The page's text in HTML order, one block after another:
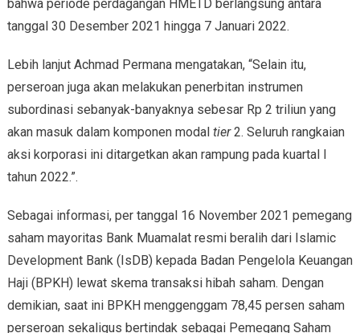
bahwa periode perdagangan HMETD berlangsung antara
tanggal 30 Desember 2021 hingga 7 Januari 2022.
Lebih lanjut Achmad Permana mengatakan, “Selain itu,
perseroan juga akan melakukan penerbitan instrumen
subordinasi sebanyak-banyaknya sebesar Rp 2 triliun yang
akan masuk dalam komponen modaltier2. Seluruh rangkaian
aksi korporasi ini ditargetkan akan rampung pada kuartal I
tahun 2022.”.
Sebagai informasi, per tanggal 16 November 2021 pemegang
saham mayoritas Bank Muamalat resmi beralih dari Islamic
Development Bank (IsDB) kepada Badan Pengelola Keuangan
Haji (BPKH) lewat skema transaksi hibah saham. Dengan
demikian, saat ini BPKH menggenggam 78,45 persen saham
perseroan sekaligus bertindak sebagai Pemegang Saham